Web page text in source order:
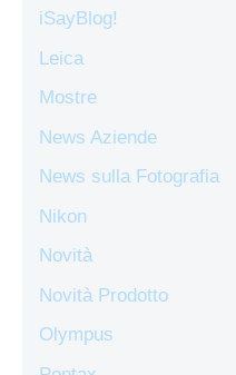
iSayBlog!
Leica
Mostre
News Aziende
News sulla Fotografia
Nikon
Novità
Novità Prodotto
Olympus